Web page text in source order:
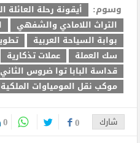
وسوم:
أيقونة رحلة العائلة
التراث اللامادي والشفهي
بوابة السياحة العربية
سك العملة
عملات تذكارية
قداسة البابا توا ضروس الثاني
موكب نقل المومياوات الملكية
شارك 0
0